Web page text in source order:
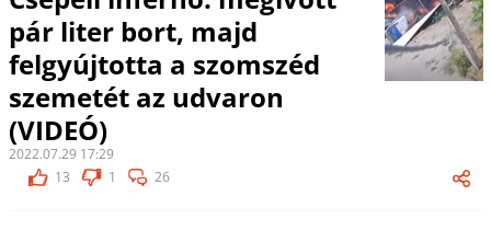
pár liter bort, majd
felgyújtotta a szomszéd
szemetét az udvaron
(VIDEÓ)
2022.07.29 17:29
13
1 26